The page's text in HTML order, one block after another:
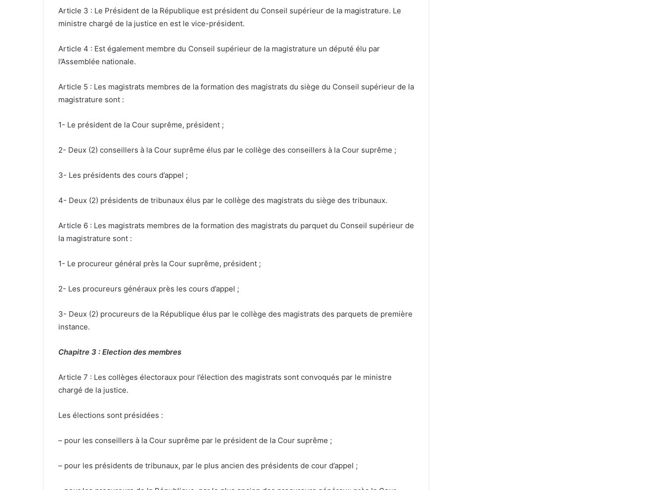
Article 3 : Le Président de la République est président du Conseil supérieur de la magistrature. Le
ministre chargé de la justice en est le vice-président.
Article 4 : Est également membre du Conseil supérieur de la magistrature un député élu par
l’Assemblée nationale.
Article 5 : Les magistrats membres de la formation des magistrats du siège du Conseil supérieur de la
magistrature sont :
1- Le président de la Cour suprême, président ;
2- Deux (2) conseillers à la Cour suprême élus par le collège des conseillers à la Cour suprême ;
3- Les présidents des cours d’appel ;
4- Deux (2) présidents de tribunaux élus par le collège des magistrats du siège des tribunaux.
Article 6 : Les magistrats membres de la formation des magistrats du parquet du Conseil supérieur de
la magistrature sont :
1- Le procureur général près la Cour suprême, président ;
2- Les procureurs généraux près les cours d’appel ;
3- Deux (2) procureurs de la République élus par le collège des magistrats des parquets de première
instance.
Chapitre 3 : Election des membres
Article 7 : Les collèges électoraux pour l’élection des magistrats sont convoqués par le ministre
chargé de la justice.
Les élections sont présidées :
– pour les conseillers à la Cour suprême par le président de la Cour suprême ;
– pour les présidents de tribunaux, par le plus ancien des présidents de cour d’appel ;